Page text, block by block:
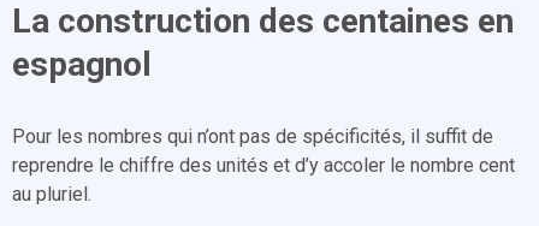
La construction des centaines en
espagnol
Pour les nombres qui n’ont pas de spécificités, il suffit de
reprendre le chiffre des unités et d’y accoler le nombre cent
au pluriel.